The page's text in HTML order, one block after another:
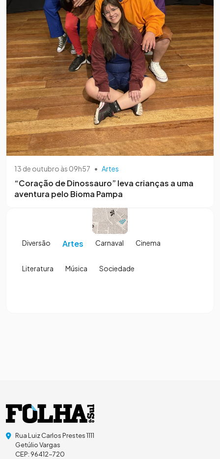
13 de outubro às 09h57 • Artes
“Coração de Dinossauro” leva crianças a uma
aventura pelo Bioma Pampa
Diversão Artes Carnaval Cinema
Literatura Música Sociedade
Rua Luiz Carlos Prestes 1111
Getúlio Vargas
CEP: 96412-720